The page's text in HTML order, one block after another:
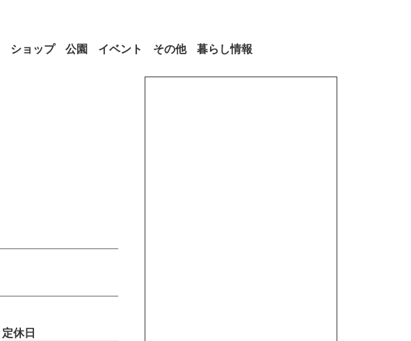
ショップ 公園 イベント その他 暮らし情報
定休日